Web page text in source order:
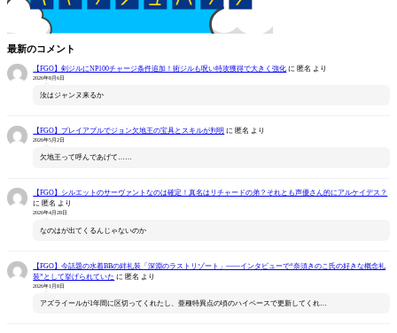
最新のコメント
【FGO】剣ジルにNP100チャージ条件追加！術ジルも呪い特攻獲得で大きく強化 に 匿名 より
2026年8月6日
汝はジャンヌ来るか
【FGO】プレイアブルでジョン欠地王の宝具とスキルが判明 に 匿名 より
2026年5月2日
欠地王って呼んであげて……
【FGO】シルエットのサーヴァントなのは確定！真名はリチャードの弟？それとも声優さん的にアルケイデス？
に 匿名 より
2026年4月28日
なのはが出てくるんじゃないのか
【FGO】今話題の水着BBの絆礼装「深淵のラストリゾート」――インタビューで“奈須きのこ氏の好きな概念礼
装”として挙げられていた に 匿名 より
2026年1月8日
アズライールが1年間に区切ってくれたし、亜種特異点の頃のハイペースで更新してくれ…